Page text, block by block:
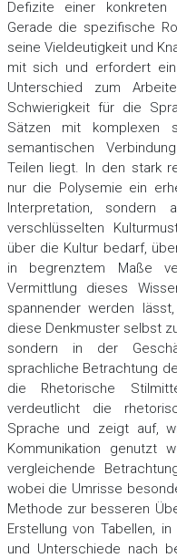
Defizite einer konkreten
Gerade die spezifische
seine Vieldeutigkeit und
mit sich und erfordert
Unterschied zum
Schwierigkeit für die
Sätzen mit komplexen
semantischen
Teilen liegt. In den stark
nur die Polysemie ein
Interpretation, sondern
verschlüsselten
über die Kultur bedarf,
in begrenztem Maße
Vermittlung dieses
spannender werden
diese Denkmuster selbst
sondern in der
sprachliche Betrachtung
die Rhetorische
verdeutlicht die
Sprache und zeigt auf,
Kommunikation genutzt
vergleichende
wobei die Umrisse
Methode zur besseren
Erstellung von Tabellen,
und Unterschiede nach